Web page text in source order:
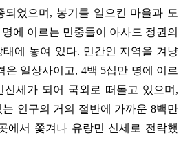
되었으며 , 봉기를 일으킨 마을과 도
명에 이르는 민중들이 아사드 정권의
태에 놓여 있다. 민간인 지역을 겨냥
은 일상사이고, 4백 5십만 명에 이르
신세가 되어 국외로 떠돌고 있으며 ,
인구의 거의 절반에 가까운 8백만
에서 쫓겨나 유랑민 신세로 전락했